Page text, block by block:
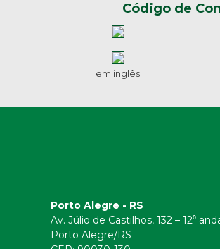
Código de
em inglês
Porto Alegre - RS
Av. Júlio de Castilhos, 132 – 12⁰
Porto Alegre/RS